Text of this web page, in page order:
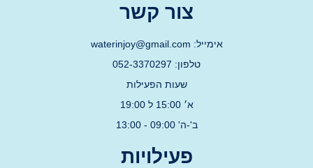
פעילויות
צור קשר
אימייל: waterinjoy@gmail.com
טלפון: 052-3370297
שעות הפעילות
א׳ 15:00 ל 19:00
ב'-ה' 09:00 - 13:00